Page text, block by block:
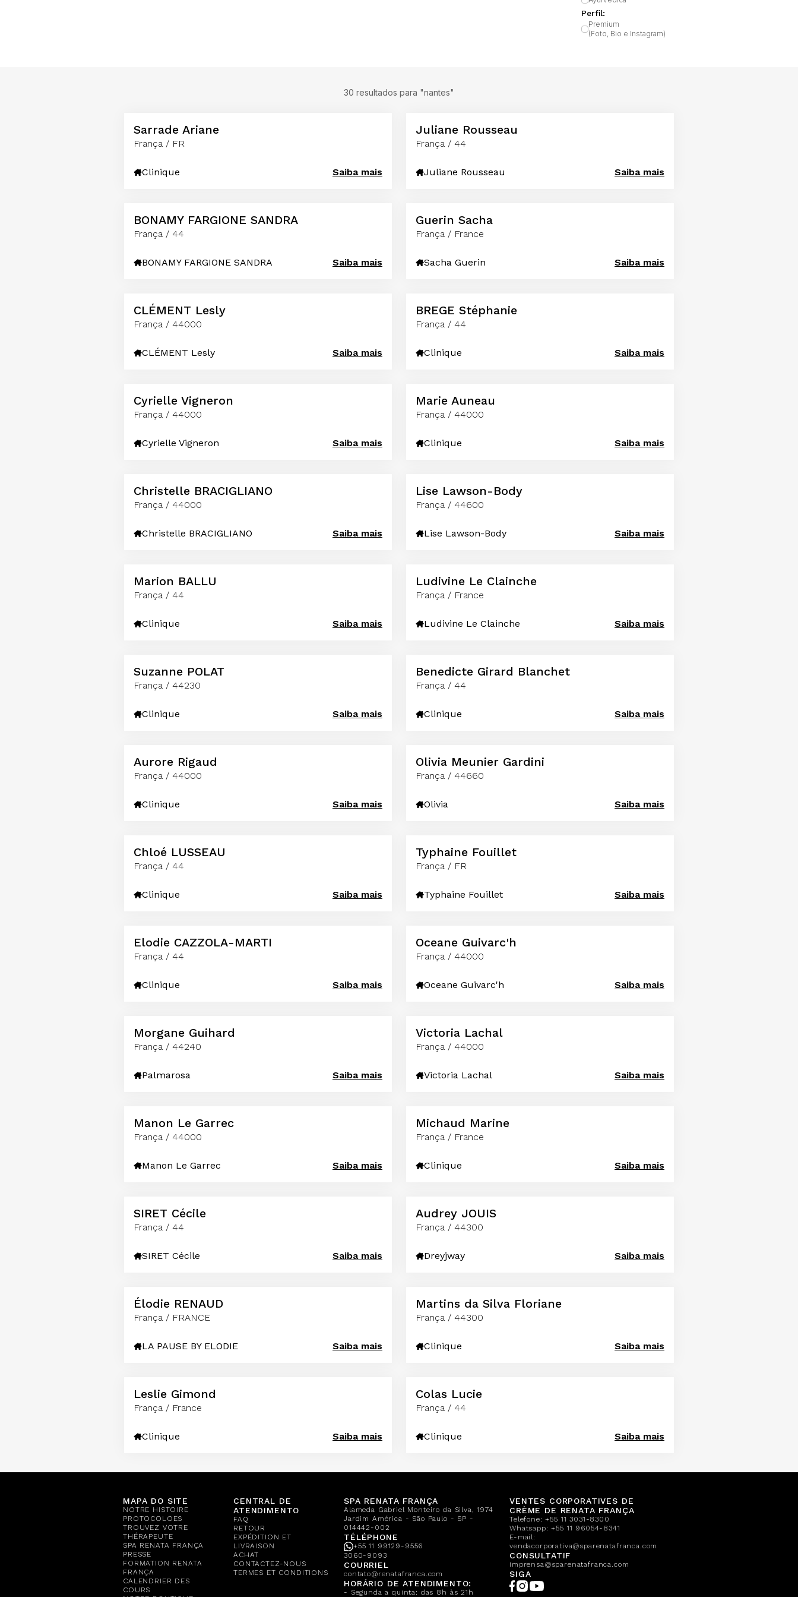
Perfil:
Premium
(Foto, Bio e Instagram)
30 resultados para "nantes"
Sarrade Ariane
França / FR
Clinique Saiba mais
Juliane Rousseau
França / 44
Juliane Rousseau Saiba mais
BONAMY FARGIONE SANDRA
França / 44
BONAMY FARGIONE SANDRA Saiba mais
Guerin Sacha
França / France
Sacha Guerin Saiba mais
CLÉMENT Lesly
França / 44000
CLÉMENT Lesly Saiba mais
BREGE Stéphanie
França / 44
Clinique Saiba mais
Cyrielle Vigneron
França / 44000
Cyrielle Vigneron Saiba mais
Marie Auneau
França / 44000
Clinique Saiba mais
Christelle BRACIGLIANO
França / 44000
Christelle BRACIGLIANO Saiba mais
Lise Lawson-Body
França / 44600
Lise Lawson-Body Saiba mais
Marion BALLU
França / 44
Clinique Saiba mais
Ludivine Le Clainche
França / France
Ludivine Le Clainche Saiba mais
Suzanne POLAT
França / 44230
Clinique Saiba mais
Benedicte Girard Blanchet
França / 44
Clinique Saiba mais
Aurore Rigaud
França / 44000
Clinique Saiba mais
Olivia Meunier Gardini
França / 44660
Olivia Saiba mais
Chloé LUSSEAU
França / 44
Clinique Saiba mais
Typhaine Fouillet
França / FR
Typhaine Fouillet Saiba mais
Elodie CAZZOLA-MARTI
França / 44
Clinique Saiba mais
Oceane Guivarc'h
França / 44000
Oceane Guivarc'h Saiba mais
Morgane Guihard
França / 44240
Palmarosa Saiba mais
Victoria Lachal
França / 44000
Victoria Lachal Saiba mais
Manon Le Garrec
França / 44000
Manon Le Garrec Saiba mais
Michaud Marine
França / France
Clinique Saiba mais
SIRET Cécile
França / 44
SIRET Cécile Saiba mais
Audrey JOUIS
França / 44300
Dreyjway Saiba mais
Élodie RENAUD
França / FRANCE
LA PAUSE BY ELODIE Saiba mais
Martins da Silva Floriane
França / 44300
Clinique Saiba mais
Leslie Gimond
França / France
Clinique Saiba mais
Colas Lucie
França / 44
Clinique Saiba mais
MAPA DO SITE
NOTRE HISTOIRE
PROTOCOLOES
TROUVEZ VOTRE
THÉRAPEUTE
SPA RENATA FRANÇA
PRESSE
FORMATION RENATA
FRANÇA
CALENDRIER DES
COURS
CENTRAL DE
ATENDIMENTO
FAQ
RETOUR
EXPÉDITION ET
LIVRAISON
ACHAT
CONTACTEZ-NOUS
TERMES ET CONDITIONS
SPA RENATA FRANÇA
Alameda Gabriel Monteiro da Silva, 1974
Jardim América - São Paulo - SP -
014442-002
TÉLÉPHONE
+55 11 99129-9556
3060-9093
COURRIEL
contato@renatafranca.com
HORÁRIO DE ATENDIMENTO:
- Segunda a quinta: das 8h às 21h
VENTES CORPORATIVES DE
CRÈME DE RENATA FRANÇA
Telefone:+55 11 3031-8300
Whatsapp:+55 11 96054-8341
E-mail:
vendacorporativa@sparenatafranca.com
CONSULTATIF
imprensa@sparenatafranca.com
SIGA